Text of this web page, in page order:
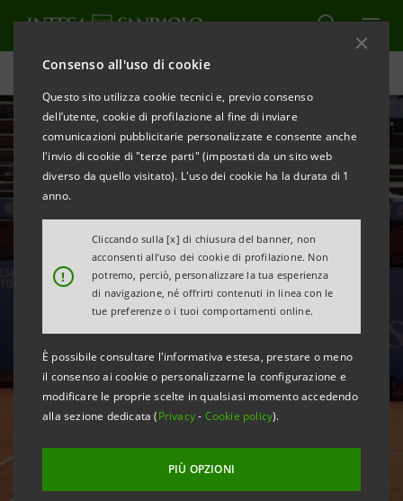
Consenso all'uso di cookie
Questo sito utilizza cookie tecnici e, previo consenso
dell’utente, cookie di profilazione al fine di inviare
comunicazioni pubblicitarie personalizzate e consente anche
l'invio di cookie di "terze parti" (impostati da un sito web
diverso da quello visitato). L'uso dei cookie ha la durata di 1
anno.
!
Cliccando sulla [x] di chiusura del banner, non
acconsenti all’uso dei cookie di profilazione. Non
potremo, perciò, personalizzare la tua esperienza
di navigazione, né offrirti contenuti in linea con le
tue preferenze o i tuoi comportamenti online.
È possibile consultare l'informativa estesa, prestare o meno
il consenso ai cookie o personalizzarne la configurazione e
modificare le proprie scelte in qualsiasi momento accedendo
alla sezione dedicata (Privacy- Cookie policy).
PIÙ OPZIONI
Homepage
Scendiamo in campo
per vivere lo sport